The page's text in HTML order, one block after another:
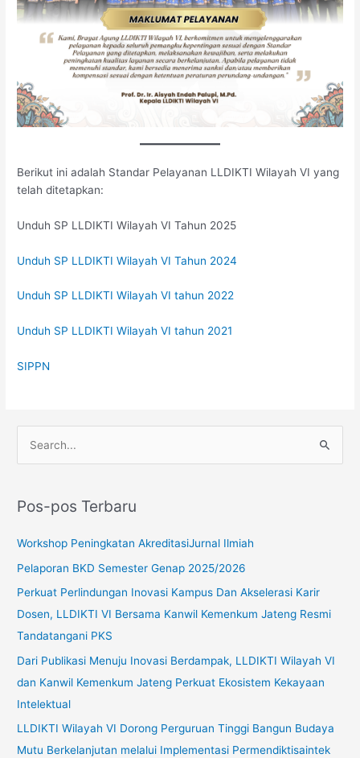
Berikut ini adalah Standar Pelayanan LLDIKTI Wilayah VI yang
telah ditetapkan:
Unduh SP LLDIKTI Wilayah VI Tahun 2025
Unduh SP LLDIKTI Wilayah VI Tahun 2024
Unduh SP LLDIKTI Wilayah VI tahun 2022
Unduh SP LLDIKTI Wilayah VI tahun 2021
SIPPN
i
u
k
:
Pos-pos Terbaru
Workshop Peningkatan AkreditasiJurnal Ilmiah
Pelaporan BKD Semester Genap 2025/2026
Perkuat Perlindungan Inovasi Kampus Dan Akselerasi Karir
Dosen, LLDIKTI VI Bersama Kanwil Kemenkum Jateng Resmi
Tandatangani PKS
Dari Publikasi Menuju Inovasi Berdampak, LLDIKTI Wilayah VI
dan Kanwil Kemenkum Jateng Perkuat Ekosistem Kekayaan
Intelektual
LLDIKTI Wilayah VI Dorong Perguruan Tinggi Bangun Budaya
Mutu Berkelanjutan melalui Implementasi Permendiktisaintek